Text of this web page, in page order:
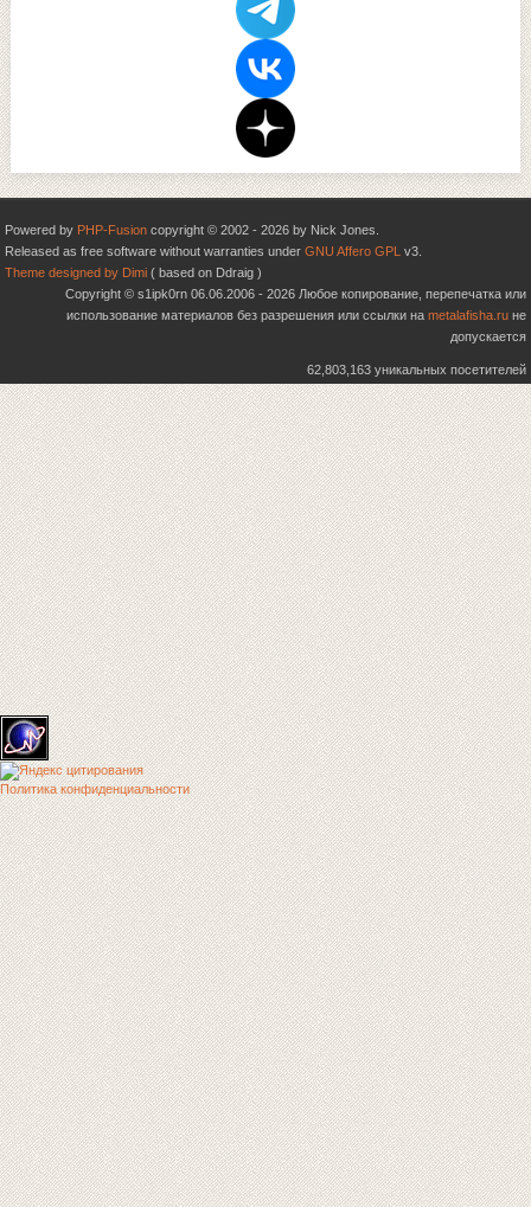
Powered by PHP-Fusion copyright © 2002 - 2026 by Nick Jones.
Released as free software without warranties under GNU Affero GPL v3.
Theme designed by Dimi ( based on Ddraig )
Copyright © s1ipk0rn 06.06.2006 - 2026 Любое копирование, перепечатка или
использование материалов без разрешения или ссылки на metalafisha.ru не
допускается
62,803,163 уникальных посетителей
Политика конфиденциальности